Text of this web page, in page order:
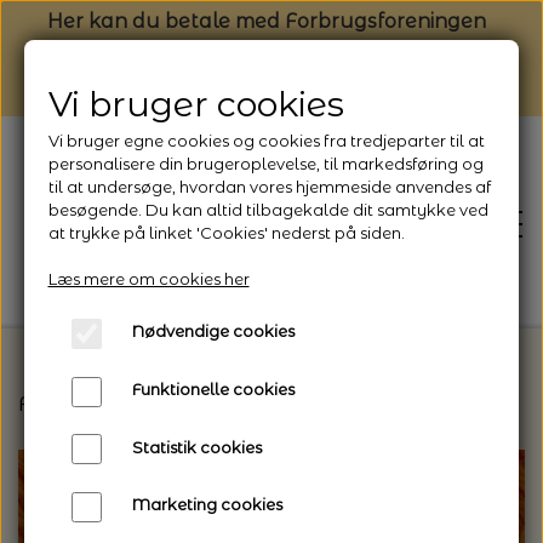
Her kan du betale med Forbrugsforeningen
NYHEDSBREV
Forside
Vi bruger cookies
Vi bruger egne cookies og cookies fra tredjeparter til at
personalisere din brugeroplevelse, til markedsføring og
til at undersøge, hvordan vores hjemmeside anvendes af
besøgende. Du kan altid tilbagekalde dit samtykke ved
at trykke på linket 'Cookies' nederst på siden.
Læs mere om cookies her
Nødvendige cookies
Funktionelle cookies
Statistik cookies
Marketing cookies